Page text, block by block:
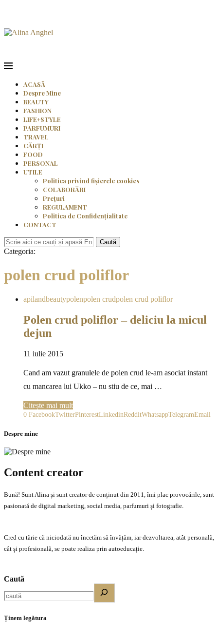
ACASĂ
Despre Mine
BEAUTY
FASHION
LIFE+STYLE
PARFUMURI
TRAVEL
CĂRȚI
FOOD
PERSONAL
UTILE
Politica privind fișierele cookies
COLABORĂRI
Prețuri
REGULAMENT
Politica de Confidențialitate
CONTACT
Caută
Categoria:
polen crud poliflor
apilandbeautypolenpolen crudpolen crud poliflor
Polen crud poliflor – deliciu la micul
dejun
11 iulie 2015
Cand am vazut granulele de polen crud le-am asociat instant
cu mancarea lui Ukko – nu stiu de ce, mai …
Citește mai mult
0 FacebookTwitterPinterestLinkedinRedditWhatsappTelegramEmail
Despre mine
Content creator
Bună! Sunt Alina și sunt creator de conținut din 2011, îmi plac provocările, sunt
pasionată de digital marketing, social media, parfumuri și fotografie.
Cred cu tărie că niciodată nu încetăm să învățăm, iar dezvoltarea, atât personală,
cât și profesională, se poate realiza prin autoeducație.
Caută
Ținem legătura